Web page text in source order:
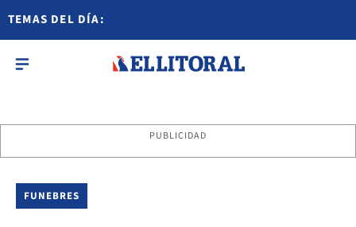
TEMAS DEL DÍA:
PUBLICIDAD
FUNEBRES